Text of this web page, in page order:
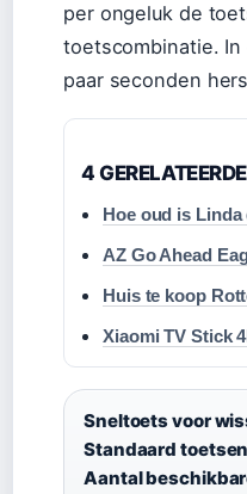
per ongeluk de
toetscombinatie.
paar seconden
4
Hoe oud is
AZ Go Ahead
Huis te koop
Xiaomi TV Stick
Sneltoets voor
Standaard
Aantal